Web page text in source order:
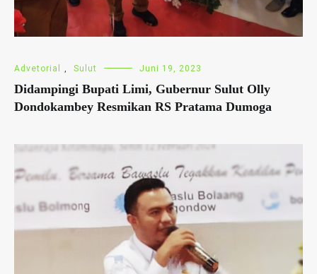
Advetorial , Sulut Juni 19, 2023
Didampingi Bupati Limi, Gubernur Sulut Olly
Dondokambey Resmikan RS Pratama Dumoga